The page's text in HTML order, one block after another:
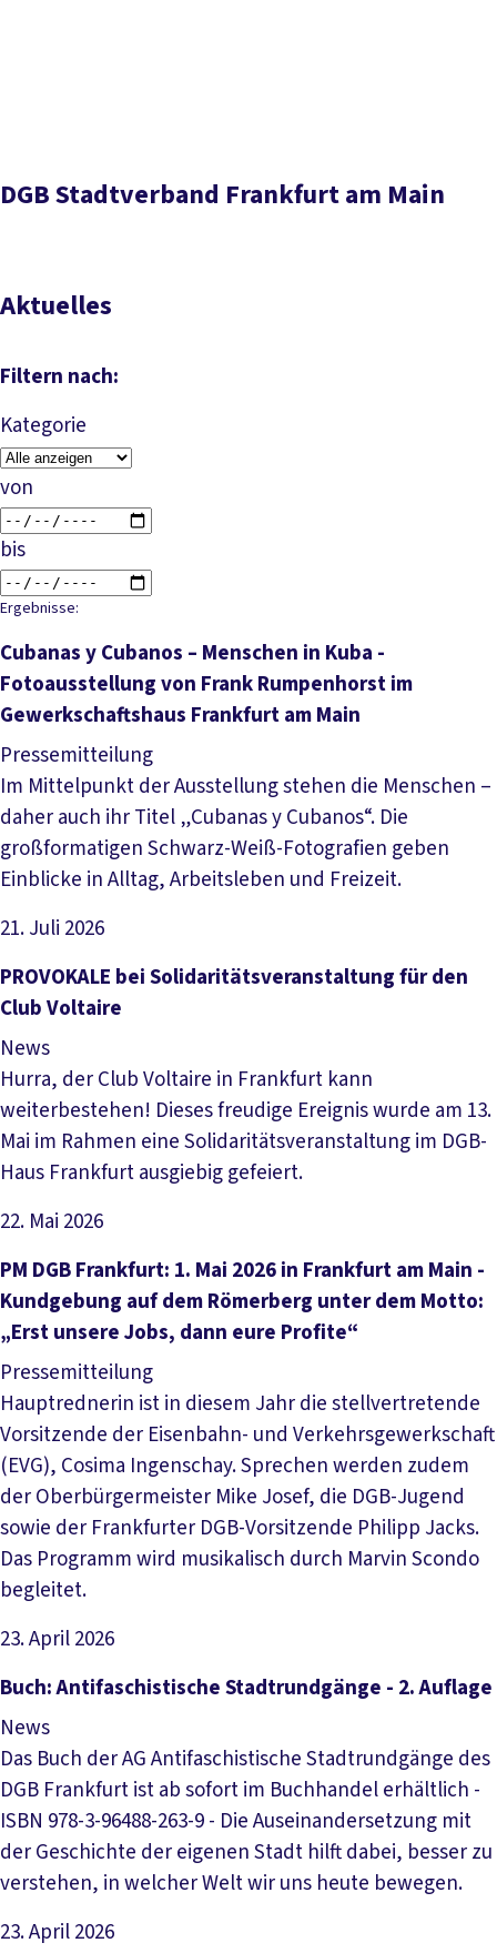
DGB Stadtverband Frankfurt am Main
Aktuelles
Filtern nach:
Kategorie
von
bis
Ergebnisse:
Cubanas y Cubanos – Menschen in Kuba -
Fotoausstellung von Frank Rumpenhorst im
Gewerkschaftshaus Frankfurt am Main
Pressemitteilung
Im Mittelpunkt der Ausstellung stehen die Menschen –
daher auch ihr Titel „Cubanas y Cubanos“. Die
großformatigen Schwarz-Weiß-Fotografien geben
Einblicke in Alltag, Arbeitsleben und Freizeit.
21. Juli 2026
Artikel lesen
PROVOKALE bei Solidaritätsveranstaltung für den
Club Voltaire
News
Hurra, der Club Voltaire in Frankfurt kann
weiterbestehen! Dieses freudige Ereignis wurde am 13.
Mai im Rahmen eine Solidaritätsveranstaltung im DGB-
Haus Frankfurt ausgiebig gefeiert.
22. Mai 2026
Artikel lesen
PM DGB Frankfurt: 1. Mai 2026 in Frankfurt am Main -
Kundgebung auf dem Römerberg unter dem Motto:
„Erst unsere Jobs, dann eure Profite“
Pressemitteilung
Hauptrednerin ist in diesem Jahr die stellvertretende
Vorsitzende der Eisenbahn- und Verkehrsgewerkschaft
(EVG), Cosima Ingenschay. Sprechen werden zudem
der Oberbürgermeister Mike Josef, die DGB-Jugend
sowie der Frankfurter DGB-Vorsitzende Philipp Jacks.
Das Programm wird musikalisch durch Marvin Scondo
begleitet.
23. April 2026
Artikel lesen
Buch: Antifaschistische Stadtrundgänge - 2. Auflage
News
Das Buch der AG Antifaschistische Stadtrundgänge des
DGB Frankfurt ist ab sofort im Buchhandel erhältlich -
ISBN 978-3-96488-263-9 - Die Auseinandersetzung mit
der Geschichte der eigenen Stadt hilft dabei, besser zu
verstehen, in welcher Welt wir uns heute bewegen.
23. April 2026